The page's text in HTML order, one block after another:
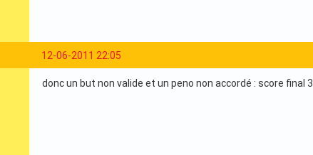
12-06-2011 22:05
donc un but non valide et un peno non accordé : score final